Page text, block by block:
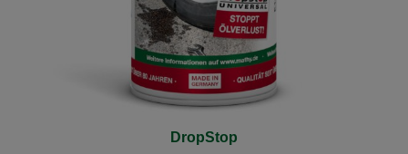
DropStop